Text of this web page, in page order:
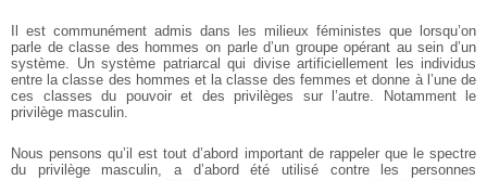
Il est communément admis dans les milieux féministes que lorsqu’on
parle de classe des hommes on parle d’un groupe opérant au sein d’un
système. Un système patriarcal qui divise artificiellement les individus
entre la classe des hommes et la classe des femmes et donne à l’une de
ces classes du pouvoir et des privilèges sur l’autre. Notamment le
privilège masculin.
Nous pensons qu’il est tout d’abord important de rappeler que le spectre
du privilège masculin, a d’abord été utilisé contre les personnes